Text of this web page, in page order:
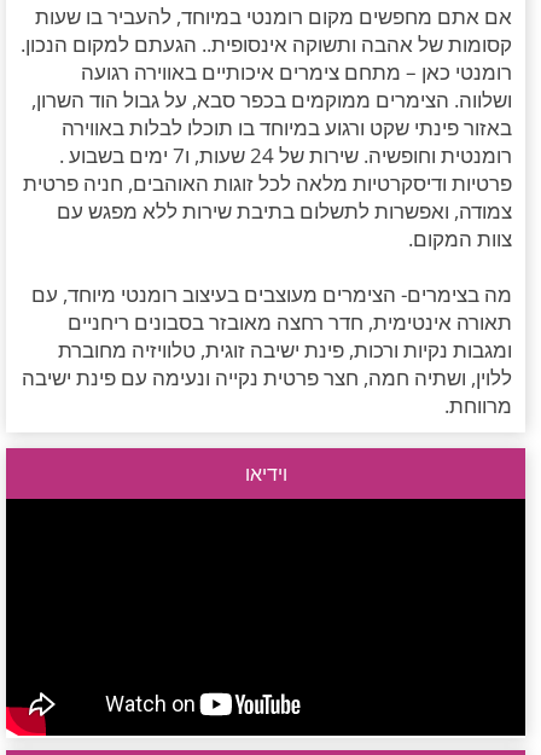
אם אתם מחפשים מקום רומנטי במיוחד, להעביר בו שעות
קסומות של אהבה ותשוקה אינסופית.. הגעתם למקום הנכון.
רומנטי כאן – מתחם צימרים איכותיים באווירה רגועה
ושלווה. הצימרים ממוקמים בכפר סבא, על גבול הוד השרון,
באזור פינתי שקט ורגוע במיוחד בו תוכלו לבלות באווירה
רומנטית וחופשיה. שירות של 24 שעות, ו7 ימים בשבוע .
פרטיות ודיסקרטיות מלאה לכל זוגות האוהבים, חניה פרטית
צמודה, ואפשרות לתשלום בתיבת שירות ללא מפגש עם
צוות המקום.
מה בצימרים- הצימרים מעוצבים בעיצוב רומנטי מיוחד, עם
תאורה אינטימית, חדר רחצה מאובזר בסבונים ריחניים
ומגבות נקיות ורכות, פינת ישיבה זוגית, טלוויזיה מחוברת
ללוין, ושתיה חמה, חצר פרטית נקייה ונעימה עם פינת ישיבה
מרווחת.
וידיאו